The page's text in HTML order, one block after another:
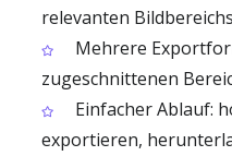
relevanten Bildbereichs
Mehrere
zugeschnittenen
Einfacher Ablauf:
exportieren,